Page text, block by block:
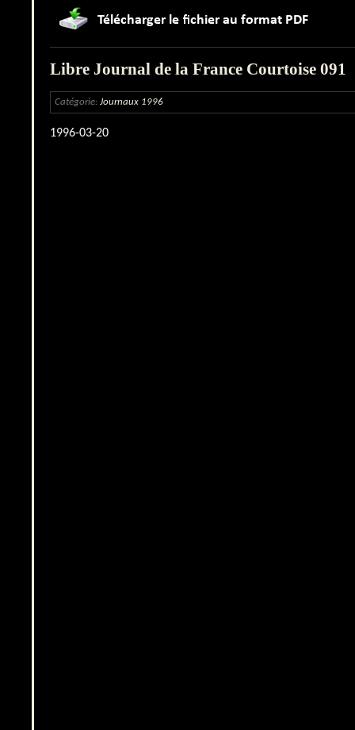
Libre Journal de la France Courtoise 091
Catégorie: Journaux 1996
1996-03-20